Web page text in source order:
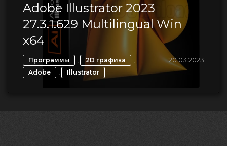
Adobe Illustrator 2023
27.3.1.629 Multilingual Win
x64
Программы , 2D графика ,
Adobe , Illustrator
20.03.2023